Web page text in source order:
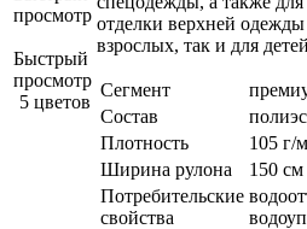
просмотр
Быстрый
просмотр
5 цветов
отделки верхней одежды
взрослых, так и для
Сегмент
Состав
Плотность
105 г/
Ширина рулона
150 см
Потребительские
свойства